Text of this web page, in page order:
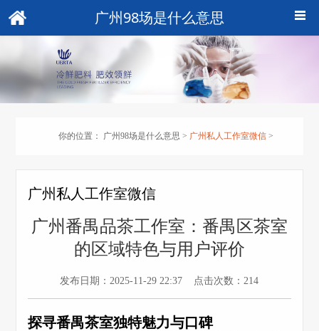
广州98场是什么意思
你的位置： 广州98场是什么意思 > 广州私人工作室微信 >
广州私人工作室微信
广州番禺品茶工作室：番禺区茶室
的区域特色与用户评价
发布日期：2025-11-29 22:37 点击次数：214
探寻番禺茶室独特魅力与口碑